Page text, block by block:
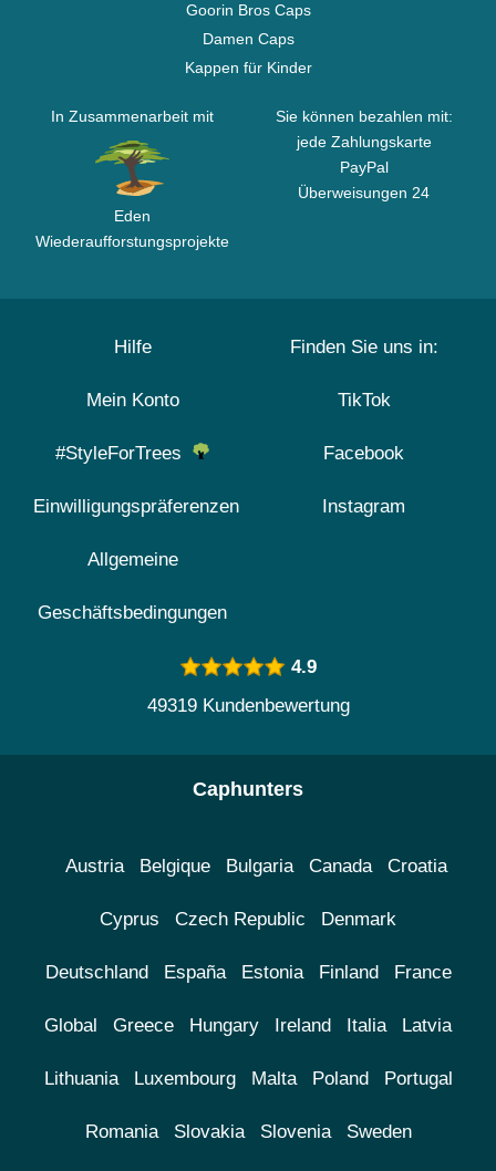
Goorin Bros Caps
Damen Caps
Kappen für Kinder
In Zusammenarbeit mit
Eden
Wiederaufforstungsprojekte
Sie können bezahlen mit:
jede Zahlungskarte
PayPal
Überweisungen 24
Hilfe
Mein Konto
#StyleForTrees
Einwilligungspräferenzen
Allgemeine
Geschäftsbedingungen
Finden Sie uns in:
TikTok
Facebook
Instagram
4.9
49319 Kundenbewertung
Caphunters
Austria Belgique Bulgaria Canada Croatia
Cyprus Czech Republic Denmark
Deutschland España Estonia Finland France
Global Greece Hungary Ireland Italia Latvia
Lithuania Luxembourg Malta Poland Portugal
Romania Slovakia Slovenia Sweden